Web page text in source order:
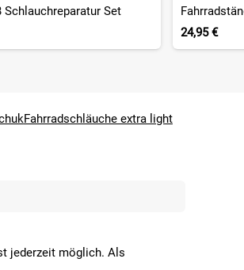
Schlauchreparatur Set
24,95 €
Fahrradschläuche extra light
jederzeit möglich. Als